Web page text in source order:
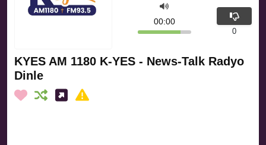
KYES AM 1180 K-YES - News-Talk Radyo
Dinle
00:00
0